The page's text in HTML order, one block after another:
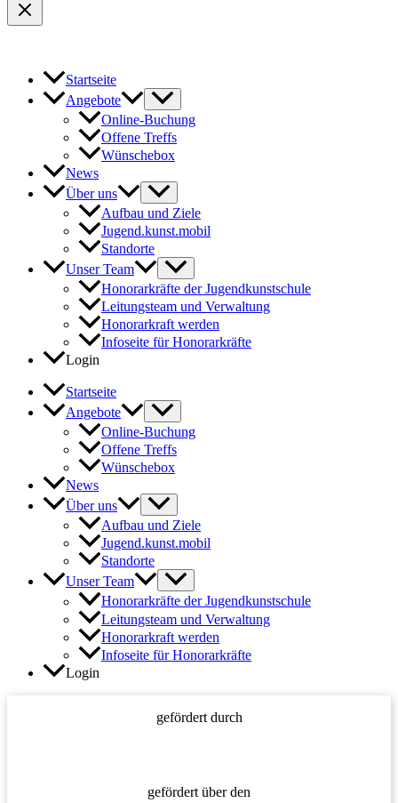
Startseite
Angebote
Online-Buchung
Offene Treffs
Wünschebox
News
Über uns
Aufbau und Ziele
Jugend.kunst.mobil
Standorte
Unser Team
Honorarkräfte der Jugendkunstschule
Leitungsteam und Verwaltung
Honorarkraft werden
Infoseite für Honorarkräfte
Login
Startseite
Angebote
Online-Buchung
Offene Treffs
Wünschebox
News
Über uns
Aufbau und Ziele
Jugend.kunst.mobil
Standorte
Unser Team
Honorarkräfte der Jugendkunstschule
Leitungsteam und Verwaltung
Honorarkraft werden
Infoseite für Honorarkräfte
Login
gefördert durch
gefördert über den